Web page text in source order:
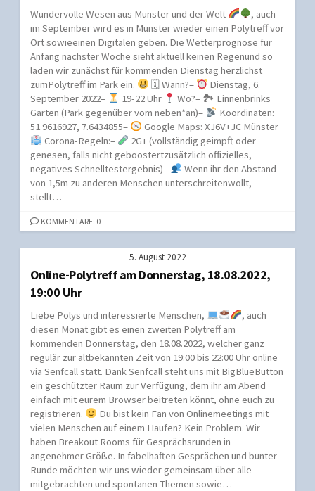
Wundervolle Wesen aus Münster und der Welt
, auch
im September wird es in Münster wieder einen Polytreff vor
Ort sowieeinen Digitalen geben. Die Wetterprognose für
Anfang nächster Woche sieht aktuell keinen Regenund so
laden wir zunächst für kommenden Dienstag herzlichst
zumPolytreff im Park ein.
🗓 Wann?–
Dienstag, 6.
September 2022–
19-22 Uhr
Wo?– 🏞 Linnenbrinks
Garten (Park gegenüber vom neben*an)–
Koordinaten:
51.9616927, 7.6434855–
Google Maps: XJ6V+JC Münster
Corona-Regeln:–
2G+ (vollständig geimpft oder
genesen, falls nicht geboostertzusätzlich offizielles,
negatives Schnelltestergebnis)–
Wenn ihr den Abstand
von 1,5m zu anderen Menschen unterschreitenwollt,
stellt…
KOMMENTARE: 0
5. August 2022
Online-Polytreff am Donnerstag, 18.08.2022,
19:00 Uhr
Liebe Polys und interessierte Menschen,
, auch
diesen Monat gibt es einen zweiten Polytreff am
kommenden Donnerstag, den 18.08.2022, welcher ganz
regulär zur altbekannten Zeit von 19:00 bis 22:00 Uhr online
via Senfcall statt. Dank Senfcall steht uns mit BigBlueButton
ein geschützter Raum zur Verfügung, dem ihr am Abend
einfach mit eurem Browser beitreten könnt, ohne euch zu
registrieren.
Du bist kein Fan von Onlinemeetings mit
vielen Menschen auf einem Haufen? Kein Problem. Wir
haben Breakout Rooms für Gesprächsrunden in
angenehmer Größe. In fabelhaften Gesprächen und bunter
Runde möchten wir uns wieder gemeinsam über alle
mitgebrachten und spontanen Themen sowie…